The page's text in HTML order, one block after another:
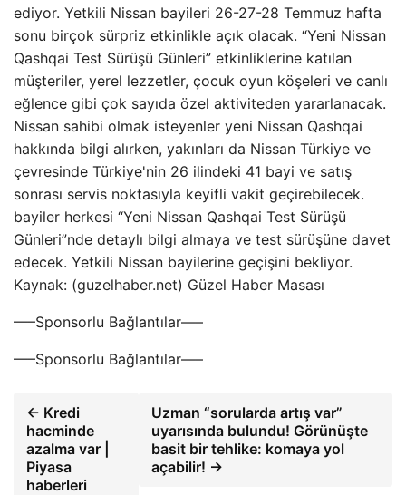
ediyor. Yetkili Nissan bayileri 26-27-28 Temmuz hafta
sonu birçok sürpriz etkinlikle açık olacak. “Yeni Nissan
Qashqai Test Sürüşü Günleri” etkinliklerine katılan
müşteriler, yerel lezzetler, çocuk oyun köşeleri ve canlı
eğlence gibi çok sayıda özel aktiviteden yararlanacak.
Nissan sahibi olmak isteyenler yeni Nissan Qashqai
hakkında bilgi alırken, yakınları da Nissan Türkiye ve
çevresinde Türkiye'nin 26 ilindeki 41 bayi ve satış
sonrası servis noktasıyla keyifli vakit geçirebilecek.
bayiler herkesi “Yeni Nissan Qashqai Test Sürüşü
Günleri”nde detaylı bilgi almaya ve test sürüşüne davet
edecek. Yetkili Nissan bayilerine geçişini bekliyor.
Kaynak: (guzelhaber.net) Güzel Haber Masası
—–Sponsorlu Bağlantılar—–
—–Sponsorlu Bağlantılar—–
← Kredi
hacminde
azalma var |
Piyasa
haberleri
Uzman “sorularda artış var”
uyarısında bulundu! Görünüşte
basit bir tehlike: komaya yol
açabilir! →